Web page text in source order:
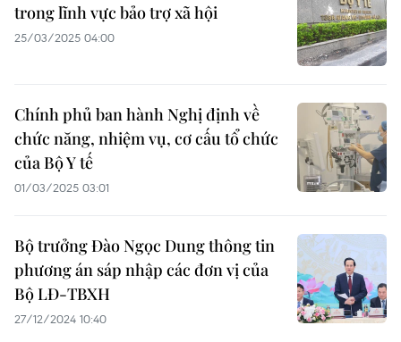
trong lĩnh vực bảo trợ xã hội
25/03/2025 04:00
Chính phủ ban hành Nghị định về
chức năng, nhiệm vụ, cơ cấu tổ chức
của Bộ Y tế
01/03/2025 03:01
Bộ trưởng Đào Ngọc Dung thông tin
phương án sáp nhập các đơn vị của
Bộ LĐ-TBXH
27/12/2024 10:40